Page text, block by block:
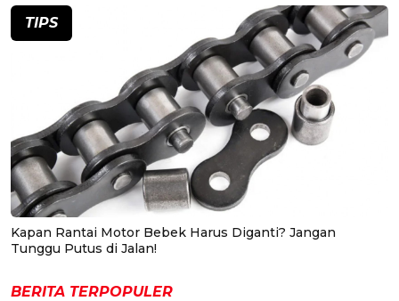
TIPS
Kapan Rantai Motor Bebek Harus Diganti? Jangan
Tunggu Putus di Jalan!
BERITA TERPOPULER